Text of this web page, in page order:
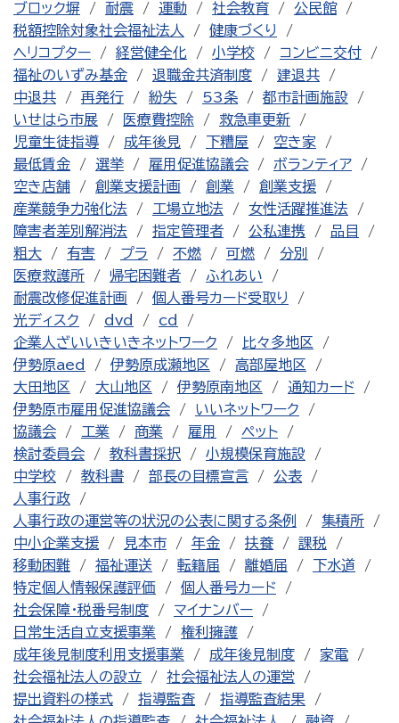
ブロック塀
耐震 運動 社会教育
公民館
税額控除対象社会福祉法人
健康づくり
ヘリコプター
経営健全化 小学校
コンビニ交付
福祉のいずみ基金
退職金共済制度
建退共
中退共
再発行 紛失 53条
都市計画施設
いせはら市展
医療費控除
救急車更新
児童生徒指導
成年後見 下糟屋
空き家
最低賃金
選挙 雇用促進協議会
ボランティア
空き店舗
創業支援計画 創業
創業支援
産業競争力強化法
工場立地法
女性活躍推進法
障害者差別解消法
指定管理者 公私連携
品目
粗大
有害 プラ 不燃 可燃
分別
医療救護所
帰宅困難者
ふれあい
耐震改修促進計画
個人番号カード受取り
光ディスク
dvd
cd
企業人ざいいきいきネットワーク
比々多地区
伊勢原aed
伊勢原成瀬地区
高部屋地区
大田地区
大山地区 伊勢原南地区
通知カード
伊勢原市雇用促進協議会
いいネットワーク
協議会
工業 商業 雇用
ペット
検討委員会
教科書採択
小規模保育施設
中学校
教科書 部長の目標宣言
公表
人事行政
人事行政の運営等の状況の公表に関する条例
集積所
中小企業支援
見本市 年金 扶養
課税
移動困難
福祉運送 転籍届 離婚届
下水道
特定個人情報保護評価
個人番号カード
社会保障・税番号制度
マイナンバー
日常生活自立支援事業
権利擁護
成年後見制度利用支援事業
成年後見制度
家電
社会福祉法人の設立
社会福祉法人の運営
提出資料の様式
指導監査
指導監査結果